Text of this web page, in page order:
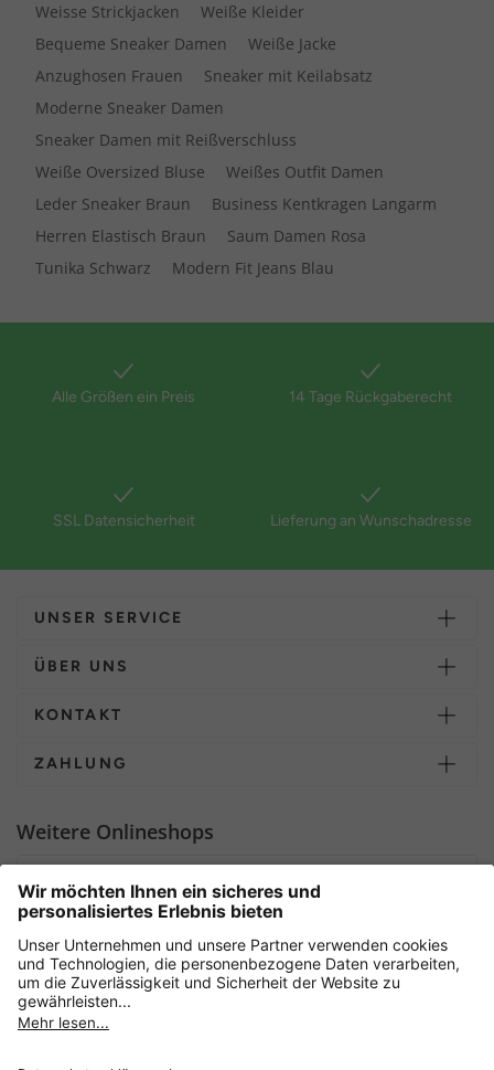
Weisse Strickjacken
Weiße Kleider
Bequeme Sneaker Damen
Weiße Jacke
Anzughosen Frauen
Sneaker mit Keilabsatz
Moderne Sneaker Damen
Sneaker Damen mit Reißverschluss
Weiße Oversized Bluse
Weißes Outfit Damen
Leder Sneaker Braun
Business Kentkragen Langarm
Herren Elastisch Braun
Saum Damen Rosa
Tunika Schwarz
Modern Fit Jeans Blau
Alle Größen ein Preis 14 Tage Rückgaberecht
SSL Datensicherheit Lieferung an Wunschadresse
UNSER SERVICE
ÜBER UNS
KONTAKT
ZAHLUNG
Weitere Onlineshops
Sicher einkaufen mit